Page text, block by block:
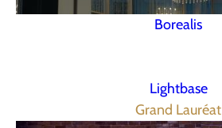
Borealis
Lightbase
Grand Lauréat